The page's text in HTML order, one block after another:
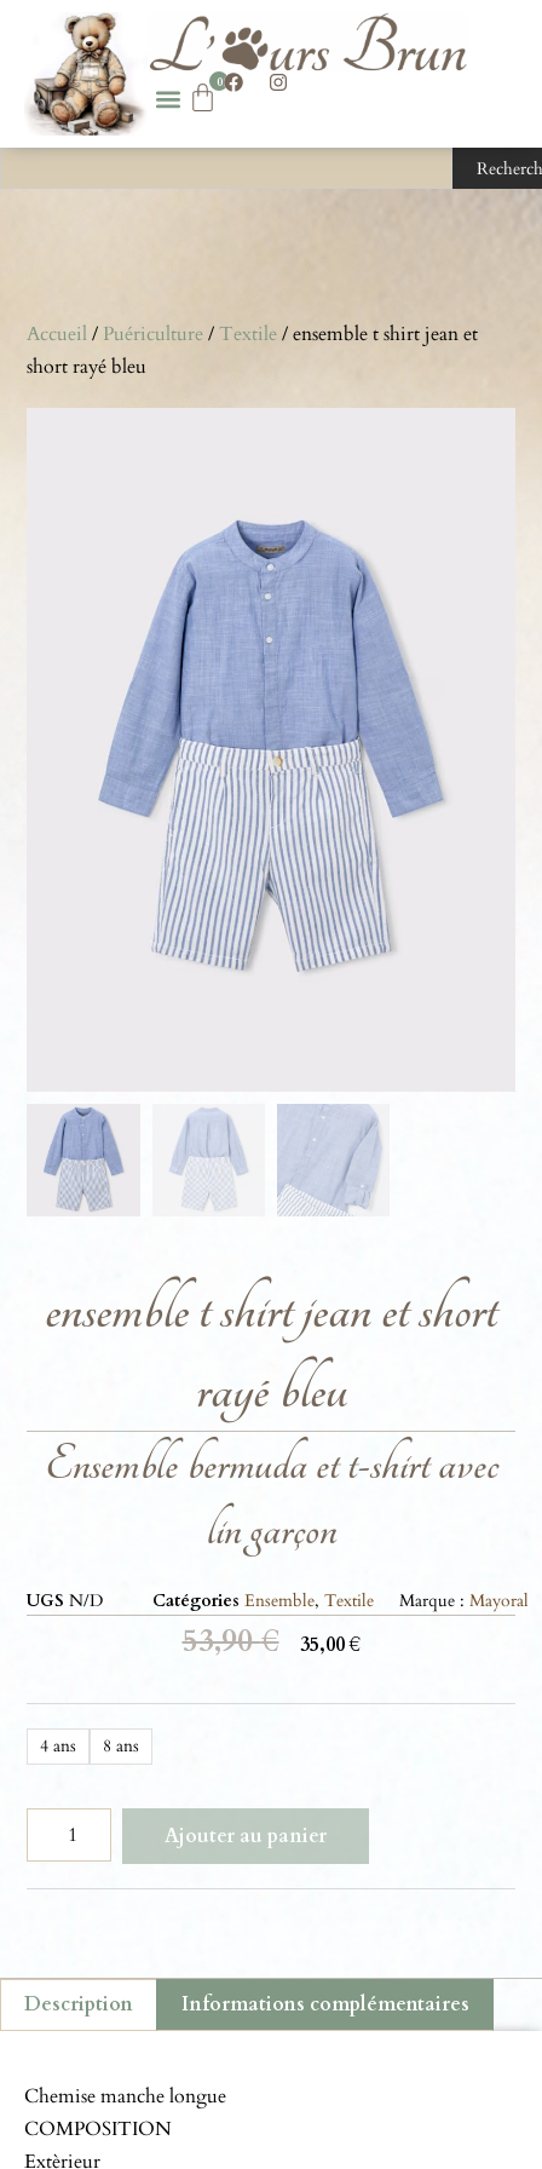
0
Accueil/ Puériculture/Textile/ ensemble t shirt jean et
short rayé bleu
ensemble t shirt jean et short
rayé bleu
Ensemble bermuda et t-shirt avec
lin garçon
UGSN/D Catégories Ensemble,Textile Marque : Mayoral
53,90€ 35,00€
4 ans 8 ans
Ajouter au panier
Description Informations complémentaires
Chemise manche longue
COMPOSITION
Extèrieur